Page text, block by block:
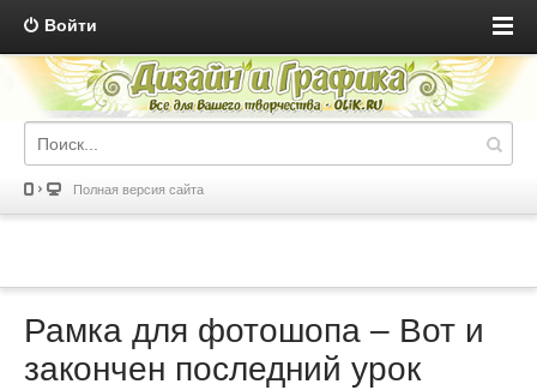
Войти
Полная версия сайта
Рамка для фотошопа – Вот и
закончен последний урок